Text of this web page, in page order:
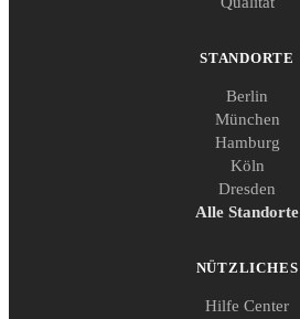
STANDORTE
Berlin
München
Hamburg
Köln
Dresden
Alle Standorte
NÜTZLICHES
Hilfe Center